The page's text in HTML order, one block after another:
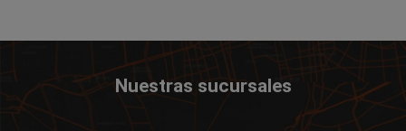
Nuestras sucursales